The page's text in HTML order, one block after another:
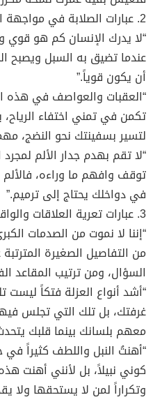
2. عبارات الصلابة في مواجهة القدر والألم
“لا يدرك الإنسان كم هو قوي
عندما تضيق به السبل ويصبح
أن يكون قوياً.”
“العقبات والعواصف في هذه
تكمن في تمني اختفاء
لتسير بسفينتك نحو النضج،
“لا تقم بهدم جدار الألم
توقف وافهم ما وراءه،
في دواخلك يحتاج إلى ترميم.”
3. عبارات تعرية العلاقات والواقع الإنساني
“إننا لا نموت من الصدمات
من التفاصيل الصغيرة
السؤال، ومن ترتيب المقاعد
“أشد أنواع العزلة فتكاً
غرفتك، بل تلك التي تجلس
معهم بلسانك بينما قلبك
“أهنتُ النبل واللطف كثيراً
كوني نبيلاً، بل لأنني أهنت
وتكراراً لمن لا يستحقها ولا